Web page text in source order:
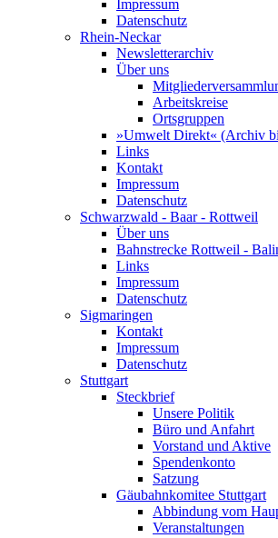
Impressum
Datenschutz
Rhein-Neckar
Newsletterarchiv
Über uns
Arbeitskreise
Ortsgruppen
»Umwelt Direkt« (Archiv
Links
Kontakt
Impressum
Datenschutz
Schwarzwald - Baar - Rottweil
Über uns
Bahnstrecke Rottweil -
Links
Impressum
Datenschutz
Sigmaringen
Kontakt
Impressum
Datenschutz
Stuttgart
Steckbrief
Unsere Politik
Büro und Anfahrt
Vorstand und Aktive
Spendenkonto
Satzung
Gäubahnkomitee Stuttgart
Abbindung vom
Veranstaltungen